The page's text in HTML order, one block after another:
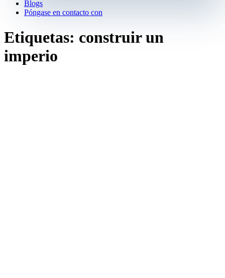
Blogs
Póngase en contacto con
Etiquetas: construir un
imperio